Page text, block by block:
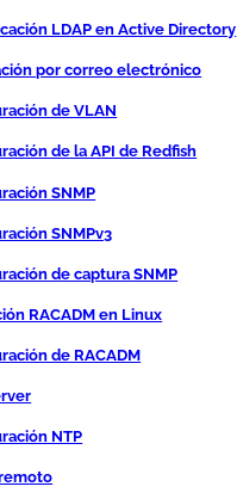
LDAP en Active Directory
por correo electrónico
de VLAN
de la API de Redfish
SNMP
SNMPv3
de captura SNMP
RACADM en Linux
de RACADM
NTP